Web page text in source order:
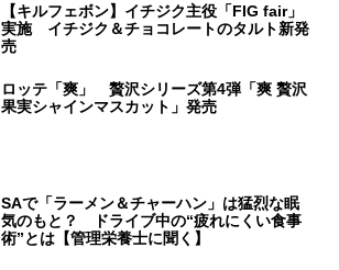
【キルフェボン】イチジク主役「FIG fair」
実施 イチジク＆チョコレートのタルト新発
売
ロッテ「爽」 贅沢シリーズ第4弾「爽 贅沢
果実シャインマスカット」発売
SAで「ラーメン＆チャーハン」は猛烈な眠
気のもと？ ドライブ中の“疲れにくい食事
術”とは【管理栄養士に聞く】